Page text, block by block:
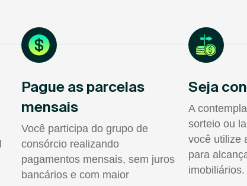
Pague as parcelas
mensais
Você participa do grupo de
consórcio realizando
pagamentos mensais, sem juros
bancários e com maior
Seja
A
sorteio ou
você utilize
para
imobiliários.